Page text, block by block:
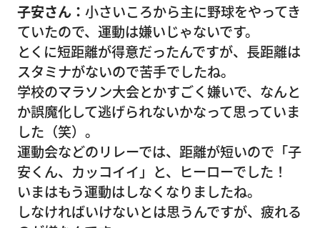
子安さん： 小さいころから主に野球をやってき
ていたので、運動は嫌いじゃないです。
とくに短距離が得意だったんですが、長距離は
スタミナがないので苦手でしたね。
学校のマラソン大会とかすごく嫌いで、なんと
か誤魔化して逃げられないかなって思っていま
した（笑）。
運動会などのリレーでは、距離が短いので「子
安くん、カッコイイ」と、ヒーローでした！
いまはもう運動はしなくなりましたね。
しなければいけないとは思うんですが、疲れる